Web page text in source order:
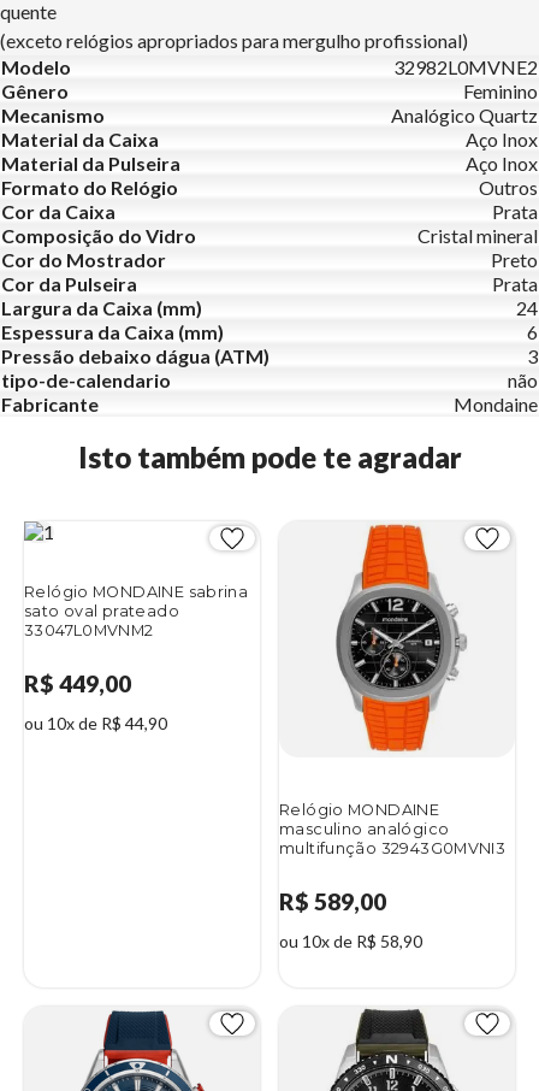
quente
(exceto relógios apropriados para mergulho profissional)
Modelo
32982L0MVNE2
Gênero
Feminino
Mecanismo
Analógico Quartz
Material da Caixa
Aço Inox
Material da Pulseira
Aço Inox
Formato do Relógio
Outros
Cor da Caixa
Prata
Composição do Vidro
Cristal mineral
Cor do Mostrador
Preto
Cor da Pulseira
Prata
Largura da Caixa (mm)
24
Espessura da Caixa (mm)
6
Pressão debaixo dágua (ATM)
3
tipo-de-calendario
não
Fabricante
Mondaine
Isto também pode te agradar
Relógio MONDAINE sabrina
sato oval prateado
33047L0MVNM2
R$ 449,00
ou 10x de R$ 44,90
Relógio MONDAINE
masculino analógico
multifunção 32943G0MVNI3
R$ 589,00
ou 10x de R$ 58,90